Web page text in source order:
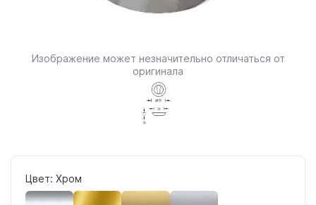
Изображение может незначительно отличаться от
оригинала
Цвет: Хром